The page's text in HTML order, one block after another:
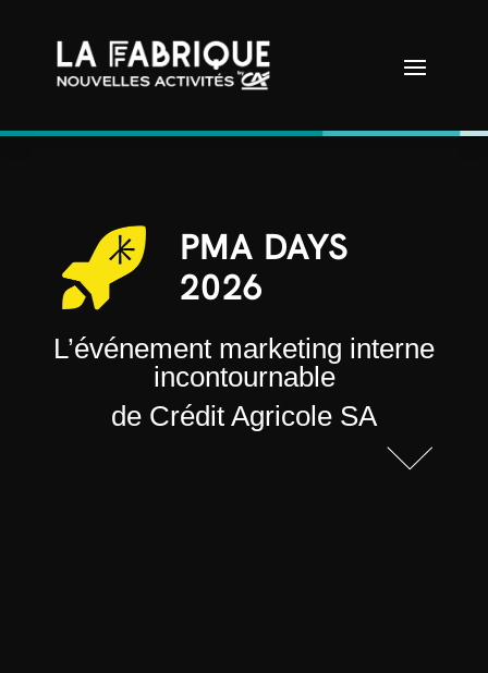
PMA DAYS
2026
L’événement marketing interne
incontournable
de Crédit Agricole SA